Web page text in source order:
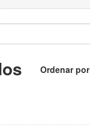
Ordenar por